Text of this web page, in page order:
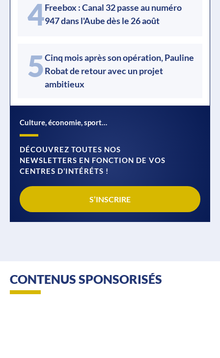
4Freebox : Canal 32 passe au numéro
947 dans l'Aube dès le 26 août
5Cinq mois après son opération, Pauline
Robat de retour avec un projet
ambitieux
Culture, économie, sport…
DÉCOUVREZ TOUTES NOS
NEWSLETTERS EN FONCTION DE VOS
CENTRES D’INTÉRÉTS !
S’INSCRIRE
CONTENUS SPONSORISÉS